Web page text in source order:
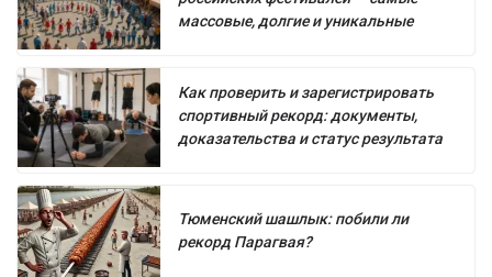
массовые, долгие и уникальные
Как проверить и зарегистрировать
спортивный рекорд: документы,
доказательства и статус результата
Тюменский шашлык: побили ли
рекорд Парагвая?